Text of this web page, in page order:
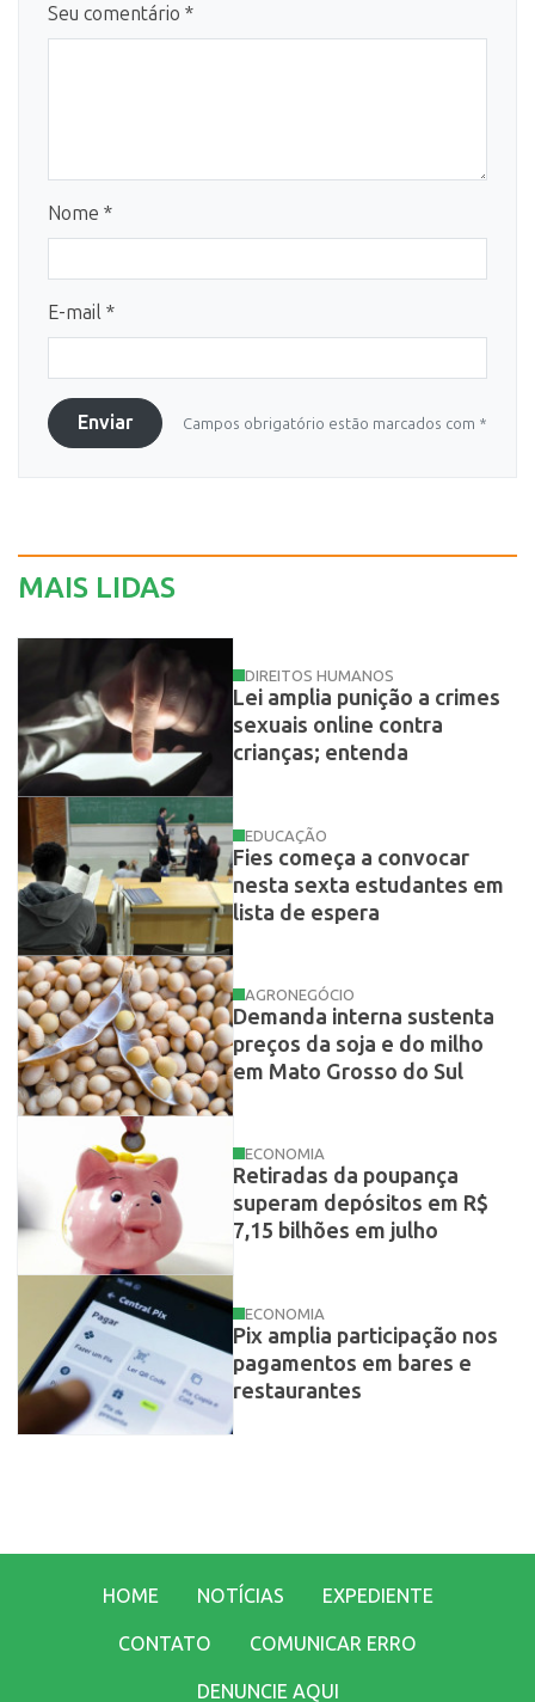
Seu comentário *
Nome *
E-mail *
Enviar Campos obrigatório estão marcados com *
MAIS LIDAS
DIREITOS HUMANOS
Lei amplia punição a crimes
sexuais online contra
crianças; entenda
EDUCAÇÃO
Fies começa a convocar
nesta sexta estudantes em
lista de espera
AGRONEGÓCIO
Demanda interna sustenta
preços da soja e do milho
em Mato Grosso do Sul
ECONOMIA
Retiradas da poupança
superam depósitos em R$
7,15 bilhões em julho
ECONOMIA
Pix amplia participação nos
pagamentos em bares e
restaurantes
HOME NOTÍCIAS EXPEDIENTE
CONTATO COMUNICAR ERRO
DENUNCIE AQUI